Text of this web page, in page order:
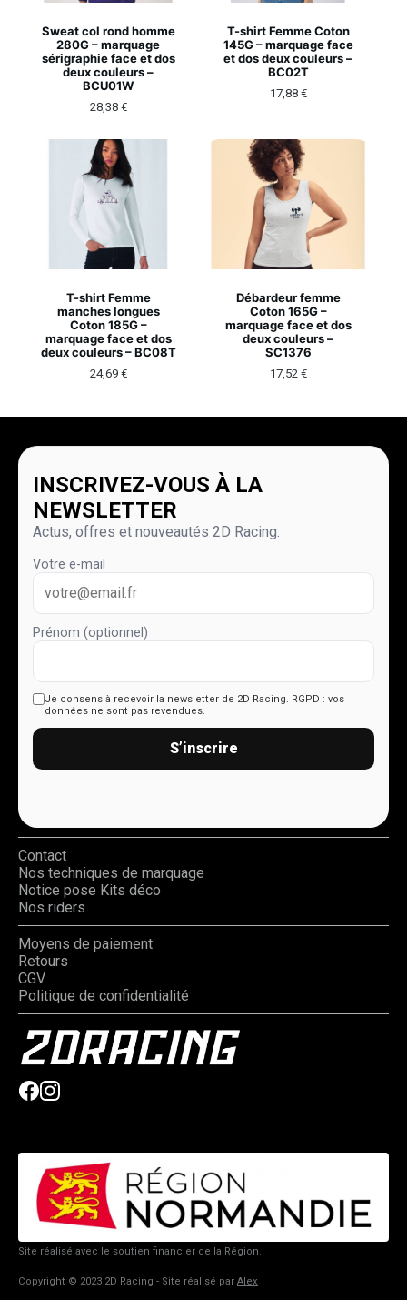
Sweat col rond homme
280G – marquage
sérigraphie face et dos
deux couleurs –
BCU01W
28,38 €
T-shirt Femme Coton
145G – marquage face
et dos deux couleurs –
BC02T
17,88 €
T-shirt Femme
manches longues
Coton 185G –
marquage face et dos
deux couleurs – BC08T
24,69 €
Débardeur femme
Coton 165G –
marquage face et dos
deux couleurs –
SC1376
17,52 €
INSCRIVEZ-VOUS À LA
NEWSLETTER
Actus, offres et nouveautés 2D Racing.
Votre e-mail
Prénom (optionnel)
Je consens à recevoir la newsletter de 2D Racing. RGPD : vos
données ne sont pas revendues.
S’inscrire
Contact
Nos techniques de marquage
Notice pose Kits déco
Nos riders
Moyens de paiement
Retours
CGV
Politique de confidentialité
Site réalisé avec le soutien financier de la Région.
Copyright © 2023 2D Racing - Site réalisé par Alex